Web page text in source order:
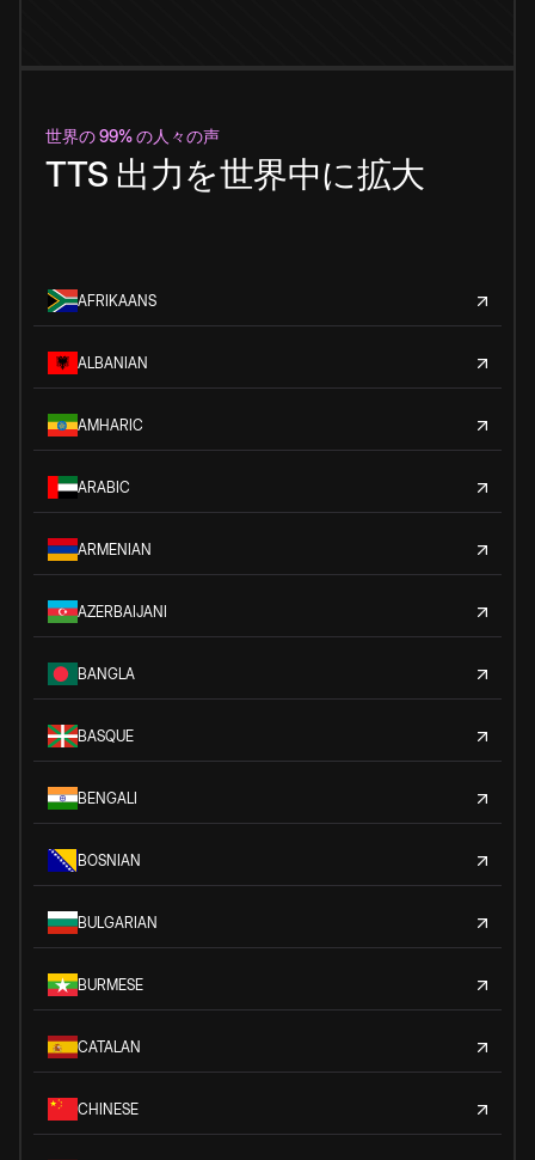
世界の 99% の人々の声
TTS 出力を世界中に拡大
AFRIKAANS
ALBANIAN
AMHARIC
ARABIC
ARMENIAN
AZERBAIJANI
BANGLA
BASQUE
BENGALI
BOSNIAN
BULGARIAN
BURMESE
CATALAN
CHINESE